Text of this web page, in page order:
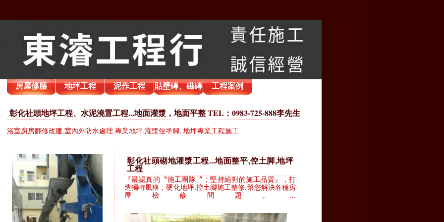
房屋修膳 地坪工程 泥作工程 貼壁磚、磁磚 工程案例
彰化社頭地坪工程、水泥澆置工程...地面灌漿，地面平整 TEL：0983-725-888李先生
浴室廚房翻修改建,室內外防水處理,專業地坪.灌漿倥塗脚, 地坪專業工程施工
彰化社頭砌地灌漿工程...地面整平,倥土脚,地坪
工程
『最認真的〝施工團隊〞；堅持絕對的施工品質』，打
造獨特風格，硬化地坪,控土腳施工整修.幫您解決各種房
屋檢修問題。...